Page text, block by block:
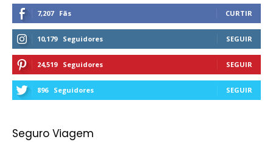
7,207 Fãs CURTIR
10,179 Seguidores SEGUIR
24,519 Seguidores SEGUIR
896 Seguidores SEGUIR
Seguro Viagem